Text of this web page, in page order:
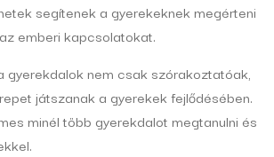
segítenek a gyerekeknek megérteni
emberi kapcsolatokat.
gyerekdalok nem csak szórakoztatóak,
játszanak a gyerekek fejlődésében.
minél több gyerekdalot megtanulni és